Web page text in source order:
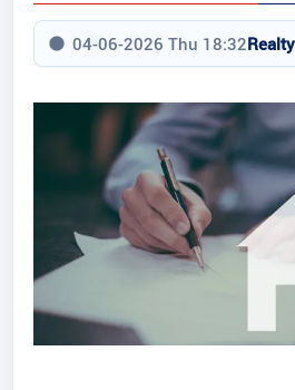
04-06-2026 Thu 18:32Realty